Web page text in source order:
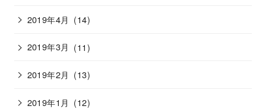
2019年4月 (14)
2019年3月 (11)
2019年2月 (13)
2019年1月 (12)